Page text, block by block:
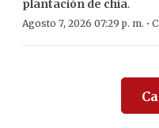
plantación de chía.
Agosto 7, 2026 07:29 p. m. ·